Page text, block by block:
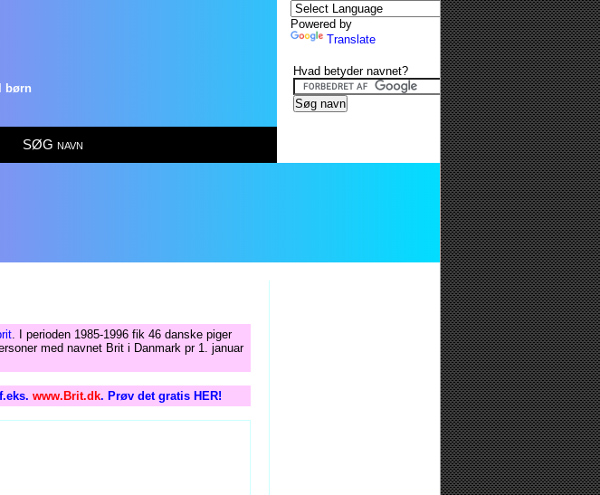
børn
SØG navn
. I perioden 1985-1996 fik 46 danske piger
med navnet Brit i Danmark pr 1. januar
www.Brit.dk. Prøv det gratis HER!
Powered by
Translate
Hvad betyder navnet?